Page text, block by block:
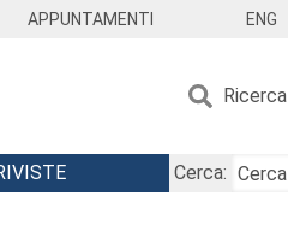
APPUNTAMENTI ENG
Cerca: